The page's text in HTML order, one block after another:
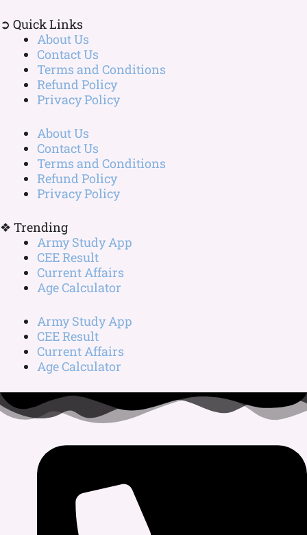
➲ Quick Links
About Us
Contact Us
Terms and Conditions
Refund Policy
Privacy Policy
About Us
Contact Us
Terms and Conditions
Refund Policy
Privacy Policy
❖ Trending
Army Study App
CEE Result
Current Affairs
Age Calculator
Army Study App
CEE Result
Current Affairs
Age Calculator